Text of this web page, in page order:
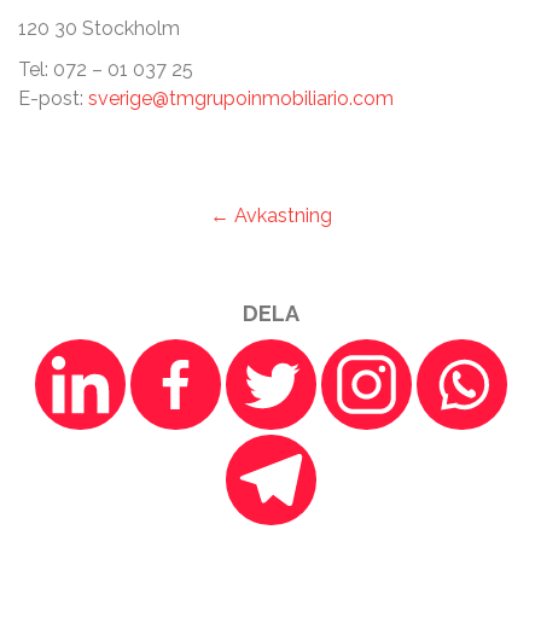
120 30 Stockholm
Tel: 072 – 01 037 25
E-post: sverige@tmgrupoinmobiliario.com
← Avkastning
DELA